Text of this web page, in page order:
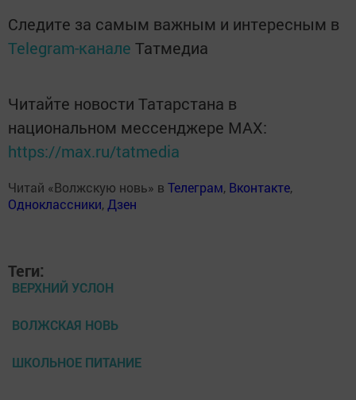
Следите за самым важным и интересным в
Telegram-канале Татмедиа
Читайте новости Татарстана в
национальном мессенджере MАХ:
https://max.ru/tatmedia
Читай «Волжскую новь» в Телеграм, Вконтакте,
Одноклассники, Дзен
Теги:
ВЕРХНИЙ УСЛОН
ВОЛЖСКАЯ НОВЬ
ШКОЛЬНОЕ ПИТАНИЕ